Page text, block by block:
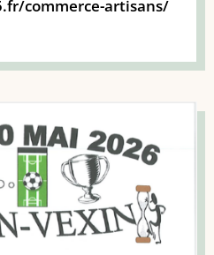
commerce-artisans/